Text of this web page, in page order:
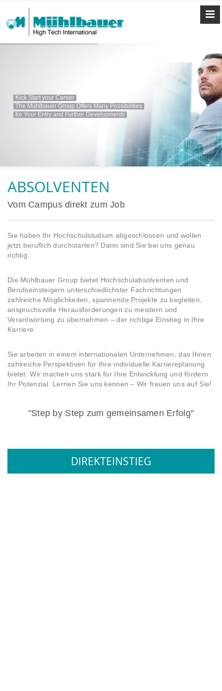
Kick Start your Career
The Mühlbauer Group Offers Many Possibilities
for Your Entry and Further Developments
ABSOLVENTEN
Vom Campus direkt zum Job
Sie haben Ihr Hochschulstudium abgeschlossen und wollen
jetzt beruflich durchstarten? Dann sind Sie bei uns genau
richtig.
Die Mühlbauer Group bietet Hochschulabsolventen und
Berufseinsteigern unterschiedlichster Fachrichtungen
zahlreiche Möglichkeiten, spannende Projekte zu begleiten,
anspruchsvolle Herausforderungen zu meistern und
Verantwortung zu übernehmen – der richtige Einstieg in Ihre
Karriere.
Sie arbeiten in einem internationalen Unternehmen, das Ihnen
zahlreiche Perspektiven für Ihre individuelle Karriereplanung
bietet. Wir machen uns stark für Ihre Entwicklung und fördern
Ihr Potenzial. Lernen Sie uns kennen – Wir freuen uns auf Sie!
"Step by Step zum gemeinsamen Erfolg"
DIREKTEINSTIEG